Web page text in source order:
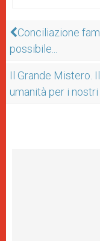
Conciliazione
possibile...
Il Grande Mistero.
umanità per i